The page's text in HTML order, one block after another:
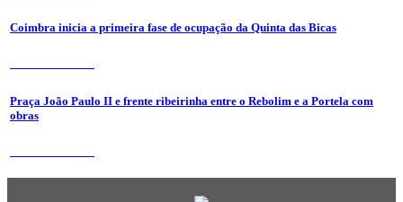
Coimbra inicia a primeira fase de ocupação da Quinta das Bicas
Praça João Paulo II e frente ribeirinha entre o Rebolim e a Portela com
obras